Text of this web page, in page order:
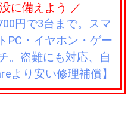
に備えよう ／
円で3台まで。スマ
PC・イヤホン・ゲー
。盗難にも対応、自
より安い修理補償】